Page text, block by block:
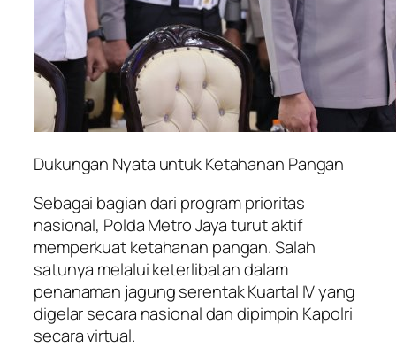
Dukungan Nyata untuk Ketahanan Pangan
Sebagai bagian dari program prioritas
nasional, Polda Metro Jaya turut aktif
memperkuat ketahanan pangan. Salah
satunya melalui keterlibatan dalam
penanaman jagung serentak Kuartal IV yang
digelar secara nasional dan dipimpin Kapolri
secara virtual.